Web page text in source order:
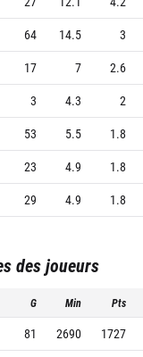
64 14.5 3
17 7 2.6
3 4.3 2
53 5.5 1.8
23 4.9 1.8
29 4.9 1.8
des joueurs
G Min Pts
81 2690 1727